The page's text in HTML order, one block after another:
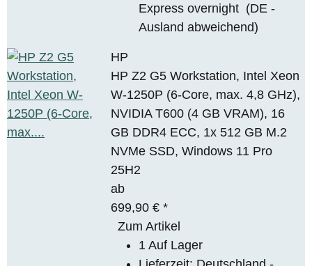
Express overnight (DE -
Ausland abweichend)
HP
HP Z2 G5 Workstation, Intel Xeon
W-1250P (6-Core, max. 4,8 GHz),
NVIDIA T600 (4 GB VRAM), 16
GB DDR4 ECC, 1x 512 GB M.2
NVMe SSD, Windows 11 Pro
25H2
ab
699,90 €*
Zum Artikel
1 Auf Lager